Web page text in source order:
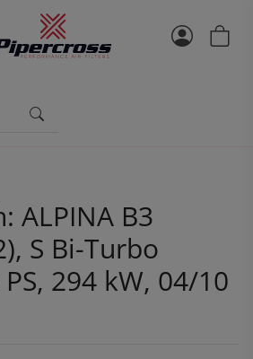
ALPINA B3
S Bi-Turbo
294 kW, 04/10